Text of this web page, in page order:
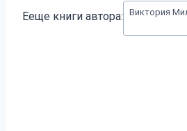
записи:
Ееще книги автора: Виктория